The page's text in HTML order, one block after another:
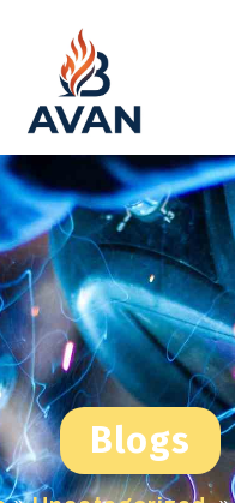
Blogs